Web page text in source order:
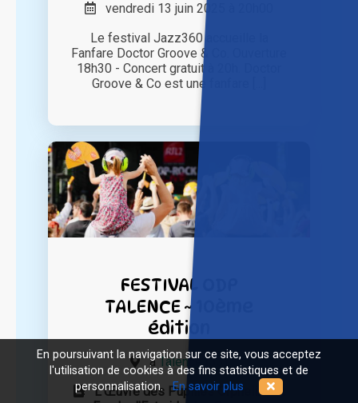
vendredi 13 juin 2025 à 20h00
Le festival Jazz360 accueille la
Fanfare Doctor Groove & Co. Ouverture
18h30 - Concert gratuit à 20h. Doctor
Groove & Co est une fanfare [...]
FESTIVAL ODP
TALENCE ~ 10ème
édition
àTalence (33)
L’Œuvre des Pupilles Orphelins et
En poursuivant la navigation sur ce site, vous acceptez
l'utilisation de cookies à des fins statistiques et de
personnalisation.En savoir plus